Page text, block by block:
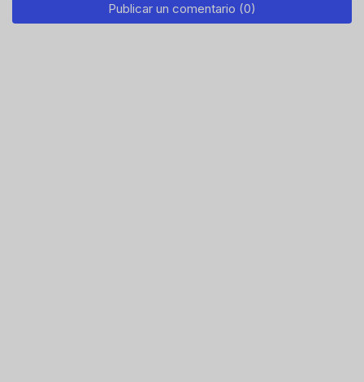
Publicar un comentario (0)